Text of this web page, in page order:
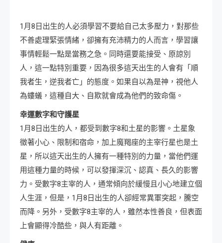
1月8日出生的人必須學習不要給自己太多壓力，對那些
不善處理緊張情緒，卻擁有充沛精力的人而言，學習讓
事情輕鬆一點是當務之急。同時還要能接受、原諒別
人，這一點特別重要，因為很多這天出生的人會有「順
我者生，逆我者亡」的態度。如果自以為是神，視他人
為螻蟻，這種自大、自欺就會成為他們的致命傷。
幸運數字和守護星
1月8日出生的人，都受到數字8和土星的影響。土星象
徵著小心、限制和宿命，加上魔羯座的主宰行星也是土
星，所以這天出生的人擁有一種特別的力量，當他們運
用這種力量的時候，可以發揮深沉、認真、長久的影響
力。受數字8主宰的人，通常傾向於緩慢且小心地建立個
人生涯，但是，1月8日出生的人卻經常異軍突起，騰空
而降。另外，受數字8主宰的人，雖然本性善良，但表面
上會顯得冷酷些，與人有距離。